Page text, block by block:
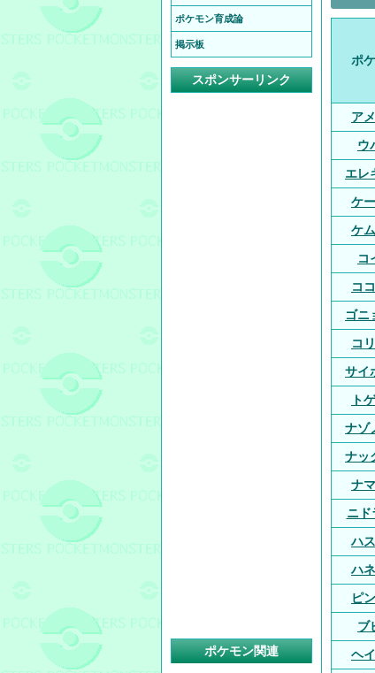
ポ
ア
ウ
エレ
ケ
ケ
コ
コ
ゴニ
コ
サイ
ト
ナゾ
ナッ
ナ
ニド
ハ
ハ
ピ
ブ
ヘ
ポケモン育成論
掲示板
スポンサーリンク
ポケモン関連